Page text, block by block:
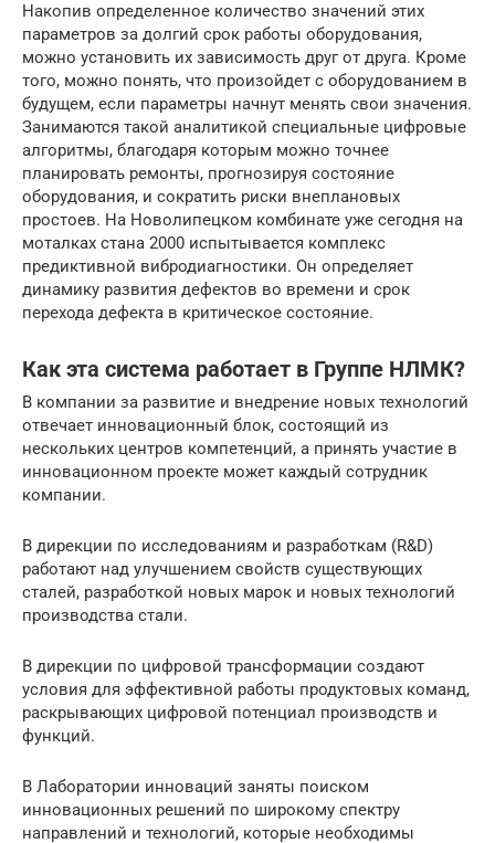
Накопив определенное количество значений этих
параметров за долгий срок работы оборудования,
можно установить их зависимость друг от друга. Кроме
того, можно понять, что произойдет с оборудо­ванием в
будущем, если параметры нач­нут менять свои значения.
Занимаются такой аналитикой специальные цифровые
алгоритмы, благодаря которым можно точнее
планировать ремонты, прогнози­руя состояние
оборудования, и сократить риски внеплановых
простоев. На Новоли­пецком комбинате уже сегодня на
мотал­ках стана 2000 испытывается комплекс
предиктивной вибродиагностики. Он определяет
динамику развития дефек­тов во времени и срок
перехода дефекта в критическое состояние.
Как эта система работает в Группе НЛМК?
В компании за развитие и внедрение новых технологий
отвечает инновационный блок, состоящий из
нескольких центров компетен­ций, а принять участие в
инновационном проекте может каждый сотрудник
компании.
В дирекции по исследованиям и разработкам (R&D)
работают над улучшением свойств существующих
сталей, разработкой новых марок и новых технологий
производства стали.
В дирекции по цифровой трансформации создают
условия для эффективной работы продуктовых команд,
раскрывающих цифровой потенциал производств и
функций.
В Лаборатории инноваций заняты поиском
инновационных реше­ний по широкому спектру
направлений и технологий, которые необ­ходимы